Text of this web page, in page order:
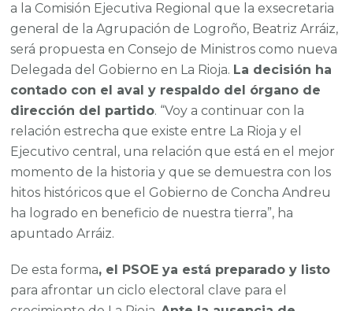
a la Comisión Ejecutiva Regional que la exsecretaria
general de la Agrupación de Logroño, Beatriz Arráiz,
será propuesta en Consejo de Ministros como nueva
Delegada del Gobierno en La Rioja. La decisión ha
contado con el aval y respaldo del órgano de
dirección del partido. “Voy a continuar con la
relación estrecha que existe entre La Rioja y el
Ejecutivo central, una relación que está en el mejor
momento de la historia y que se demuestra con los
hitos históricos que el Gobierno de Concha Andreu
ha logrado en beneficio de nuestra tierra”, ha
apuntado Arráiz.
De esta forma, el PSOE ya está preparado y listo
para afrontar un ciclo electoral clave para el